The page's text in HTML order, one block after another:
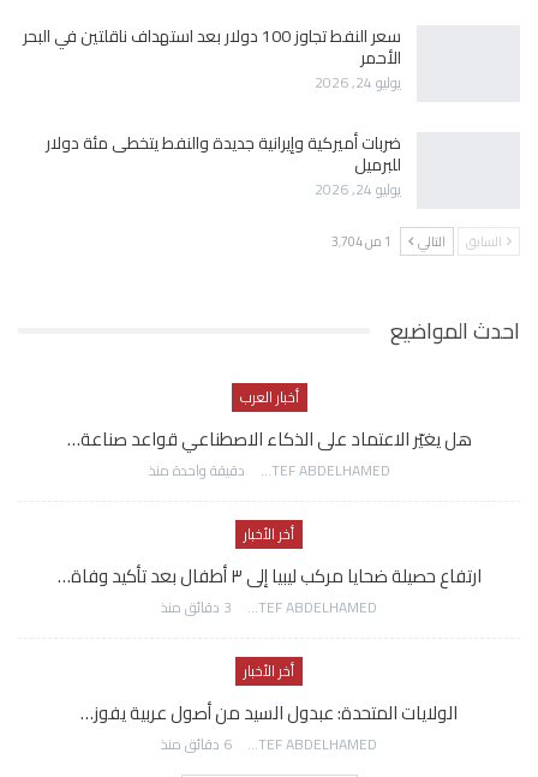
سعر النفط تجاوز 100 دولار بعد استهداف ناقلتين في البحر
الأحمر
يوليو 24, 2026
ضربات أميركية وإيرانية جديدة والنفط يتخطى مئة دولار
للبرميل
يوليو 24, 2026
السابق التالي 1 من 3٬704
احدث المواضيع
أخبار العرب
هل يغيّر الاعتماد على الذكاء الاصطناعي قواعد صناعة…
AWATEF ABDELHAMED دقيقة واحدة منذ
أخر الأخبار
ارتفاع حصيلة ضحايا مركب ليبيا إلى ٣ أطفال بعد تأكيد وفاة…
AWATEF ABDELHAMED 3 دقائق منذ
أخر الأخبار
الولايات المتحدة: عبدول السيد من أصول عربية يفوز…
AWATEF ABDELHAMED 6 دقائق منذ